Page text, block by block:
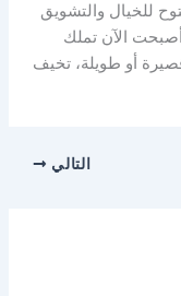
للخيال والتشويق
الآن تملك
أو طويلة، تخيف
التالي